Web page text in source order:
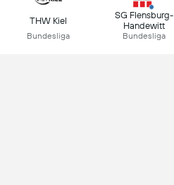
THW Kiel
Bundesliga
SG Flensburg-
Handewitt
Bundesliga